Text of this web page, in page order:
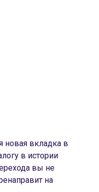
новая вкладка в
в истории
вы не
на